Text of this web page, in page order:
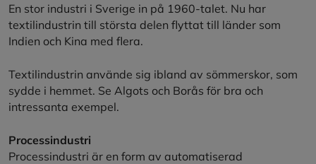
En stor industri i Sverige in på 1960-talet. Nu har
textilindustrin till största delen flyttat till länder som
Indien och Kina med flera.
Textilindustrin använde sig ibland av sömmerskor, som
sydde i hemmet. Se Algots och Borås för bra och
intressanta exempel.
Processindustri
Processindustri är en form av automatiserad